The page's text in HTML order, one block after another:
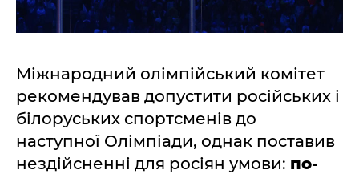
Міжнародний олімпійський комітет
рекомендував допустити російських і
білоруських спортсменів до
наступної Олімпіади, однак поставив
нездійсненні для росіян умови: по-